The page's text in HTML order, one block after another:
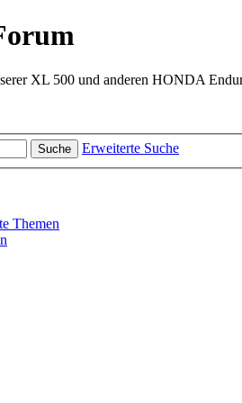
XL 500 und anderen HONDA
Suche Erweiterte Suche
Themen